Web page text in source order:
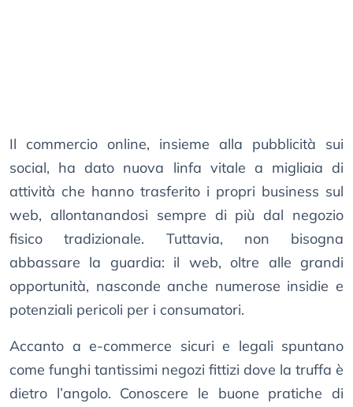
Il commercio online, insieme alla pubblicità sui
social, ha dato nuova linfa vitale a migliaia di
attività che hanno trasferito i propri business sul
web, allontanandosi sempre di più dal negozio
fisico tradizionale. Tuttavia, non bisogna
abbassare la guardia: il web, oltre alle grandi
opportunità, nasconde anche numerose insidie e
potenziali pericoli per i consumatori.
Accanto a e-commerce sicuri e legali spuntano
come funghi tantissimi negozi fittizi dove la truffa è
dietro l’angolo. Conoscere le buone pratiche di